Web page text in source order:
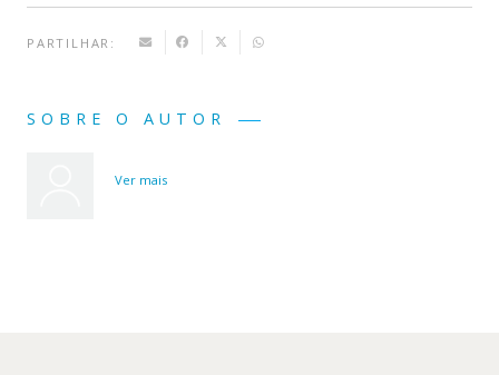
PARTILHAR:
SOBRE O AUTOR
Ver mais